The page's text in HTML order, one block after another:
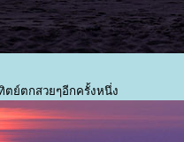
ย์ตกสวยๆอีกครั้งหนึ่ง